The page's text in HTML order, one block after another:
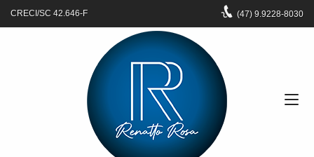
CRECI/SC 42.646-F (47) 9.9228-8030